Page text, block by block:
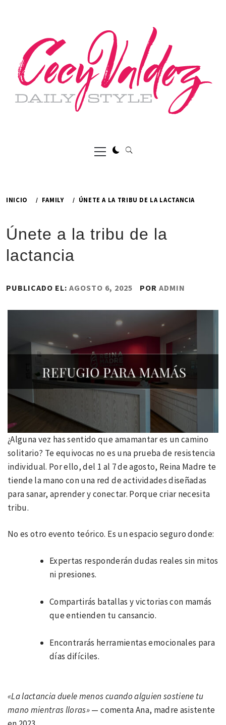
Menú
principal
INICIO FAMILY ÚNETE A LA TRIBU DE LA LACTANCIA
Únete a la tribu de la
lactancia
PUBLICADO EL: AGOSTO 6, 2025 POR ADMIN
¿Alguna vez has sentido que amamantar es un camino
solitario? Te equivocas no es una prueba de resistencia
individual. Por ello, del 1 al 7 de agosto, Reina Madre te
tiende la mano con una red de actividades diseñadas
para sanar, aprender y conectar. Porque criar necesita
tribu.
No es otro evento teórico. Es un espacio seguro donde:
Expertas responderán dudas reales sin mitos
ni presiones.
Compartirás batallas y victorias con mamás
que entienden tu cansancio.
Encontrarás herramientas emocionales para
días difíciles.
«La lactancia duele menos cuando alguien sostiene tu
mano mientras lloras»— comenta Ana, madre asistente